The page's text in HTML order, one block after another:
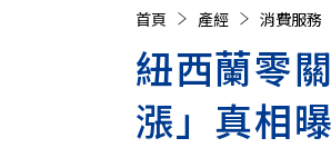
首頁 產經 消費服務
紐西蘭零
漲」真相